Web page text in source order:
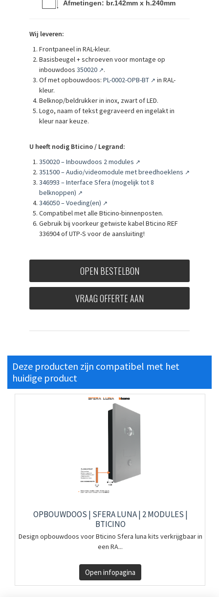
Afmetingen: br.142mm x h.240mm
Wij leveren:
Frontpaneel in RAL-kleur.
Basisbeugel + schroeven voor montage op
inbouwdoos 350020 ↗.
Of met opbouwdoos: PL-0002-OPB-BT ↗ in RAL-
kleur.
Belknop/beldrukker in inox, zwart of LED.
Logo, naam of tekst gegraveerd en ingelakt in
kleur naar keuze.
U heeft nodig Bticino / Legrand:
350020 – Inbouwdoos 2 modules ↗
351500 – Audio/videomodule met breedhoeklens ↗
346993 – Interface Sfera (mogelijk tot 8
belknoppen) ↗
346050 – Voeding(en) ↗
Compatibel met alle Bticino-binnenposten.
Gebruik bij voorkeur getwiste kabel Bticino REF
336904 of UTP-S voor de aansluiting!
OPEN BESTELBON
VRAAG OFFERTE AAN
Deze producten zijn compatibel met het
huidige product
OPBOUWDOOS | SFERA LUNA | 2 MODULES |
BTICINO
Design opbouwdoos voor Bticino Sfera luna kits verkrijgbaar in
een RA...
Open infopagina